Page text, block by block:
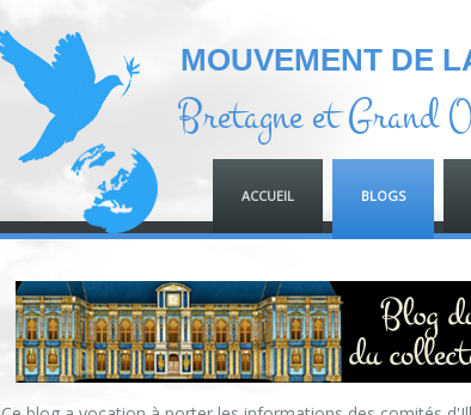
MOUVEMENT DE
Bretagne et Grand
ACCUEIL BLOGS